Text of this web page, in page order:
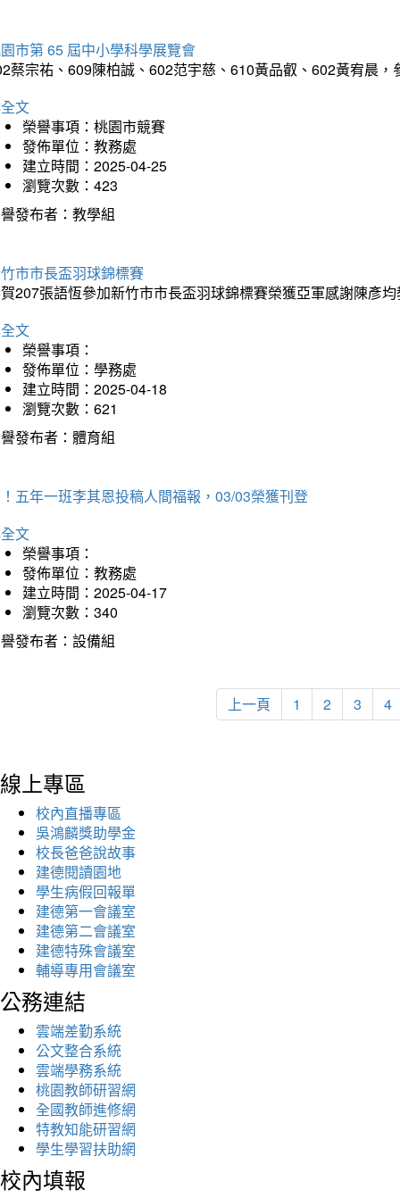
市第 65 屆中小學科學展覽會
蔡宗祐、609陳柏誠、602范宇慈、610黃品叡、602黃宥晨
文
榮譽事項：桃園市競賽
發佈單位：教務處
建立時間：2025-04-25
瀏覽次數：423
發布者：教學組
市市長盃羽球錦標賽
207張語恆參加新竹市市長盃羽球錦標賽榮獲亞軍感謝陳彥
文
榮譽事項：
發佈單位：學務處
建立時間：2025-04-18
瀏覽次數：621
發布者：體育組
五年一班李其恩投稿人間福報，03/03榮獲刊登
文
榮譽事項：
發佈單位：教務處
建立時間：2025-04-17
瀏覽次數：340
發布者：設備組
上一頁 1 2 3 4
線上專區
校內直播專區
吳鴻麟獎助學金
校長爸爸說故事
建德閱讀園地
學生病假回報單
建德第一會議室
建德第二會議室
建德特殊會議室
輔導專用會議室
公務連結
雲端差勤系統
公文整合系統
雲端學務系統
桃園教師研習網
全國教師進修網
特教知能研習網
學生學習扶助網
校內填報